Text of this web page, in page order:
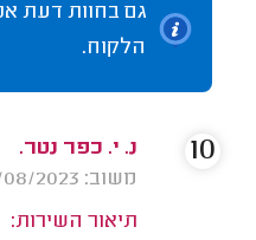
גם בחוות דעת
הלקוח.
נ. י. כפר נטר.
משוב: 02/08/2023
תיאור השירות:
10